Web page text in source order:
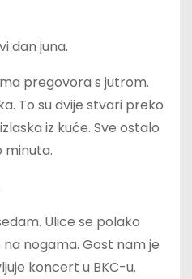
dan juna.
pregovora s jutrom.
To su dvije stvari preko
iz kuće. Sve ostalo
minuta.
Ulice se polako
nogama. Gost nam je
koncert u BKC-u.